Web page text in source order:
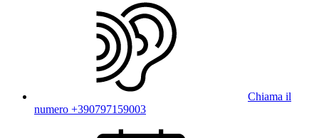
Chiama il
numero +390797159003